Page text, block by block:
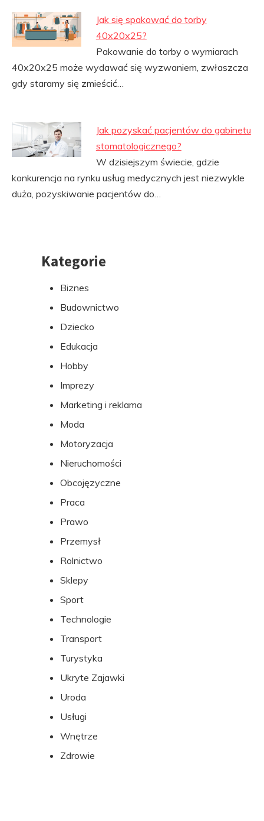
Jak się spakować do torby
40x20x25?
Pakowanie do torby o wymiarach
40x20x25 może wydawać się wyzwaniem, zwłaszcza
gdy staramy się zmieścić…
Jak pozyskać pacjentów do gabinetu
stomatologicznego?
W dzisiejszym świecie, gdzie
konkurencja na rynku usług medycznych jest niezwykle
duża, pozyskiwanie pacjentów do…
PrzejdźKategorie
Biznes
Budownictwo
Dziecko
Edukacja
Hobby
Imprezy
Marketing i reklama
Moda
Motoryzacja
Nieruchomości
Obcojęzyczne
Praca
Prawo
Przemysł
Rolnictwo
Sklepy
Sport
Technologie
Transport
Turystyka
Ukryte Zajawki
Uroda
Usługi
Wnętrze
Zdrowie